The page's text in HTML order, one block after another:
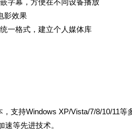
字幕，方便在不同设备播放
影效果
一格式，建立个人媒体库
支持Windows XP/Vista/7/8/10/11
等先进技术。